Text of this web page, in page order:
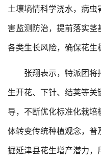
土壤墒情科学浇水，病虫
害监测防治，提前落实茎
各类生长风险，确保花生
张翔表示，特派团将
生开花、下针、结荚等
导，不断优化标准化栽培
体转变传统种植观念，普
掘延津县花生增产潜力，